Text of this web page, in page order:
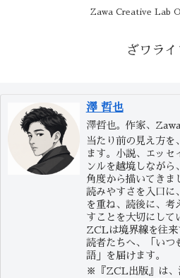
Zawa Creative Lab
ざワライ
澤 哲也
澤哲也。作家、
当たり前の見え方を
ます。小説、エッセ
ンルを越境しながら
角度から描いてきま
読みやすさを入口に
を重ね、読後に、考
すことを大切にして
ZCLは境界線を往来
読者たちへ、「いつ
語」を届けます。
※『ZCL出版』は、